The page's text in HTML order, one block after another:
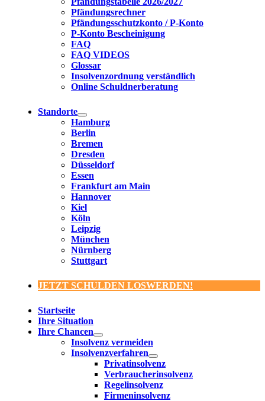
Pfändungsrechner
Pfändungsschutzkonto / P-Konto
P-Konto Bescheinigung
FAQ
FAQ VIDEOS
Glossar
Insolvenzordnung verständlich
Online Schuldnerberatung
Standorte
Hamburg
Berlin
Bremen
Dresden
Düsseldorf
Essen
Frankfurt am Main
Hannover
Kiel
Köln
Leipzig
München
Nürnberg
Stuttgart
JETZT SCHULDEN LOSWERDEN!
Startseite
Ihre Situation
Ihre Chancen
Insolvenz vermeiden
Insolvenzverfahren
Privatinsolvenz
Verbraucherinsolvenz
Regelinsolvenz
Firmeninsolvenz